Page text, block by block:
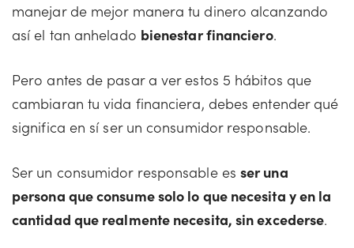
manejar de mejor manera tu dinero alcanzando
así el tan anhelado bienestar financiero.
Pero antes de pasar a ver estos 5 hábitos que
cambiaran tu vida financiera, debes entender qué
significa en sí ser un consumidor responsable.
Ser un consumidor responsable es ser una
persona que consume solo lo que necesita y en la
cantidad que realmente necesita, sin excederse.